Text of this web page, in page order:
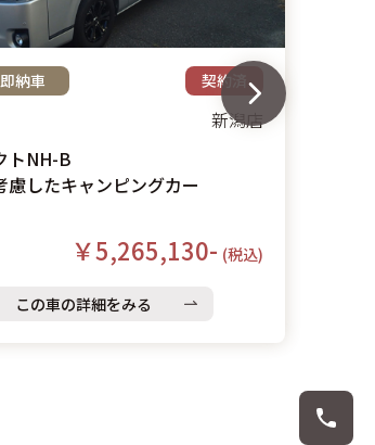
即納車 契約済
新潟店
トNH-B
慮したキャンピングカー
￥5,265,130- (税込)
この車の詳細をみる